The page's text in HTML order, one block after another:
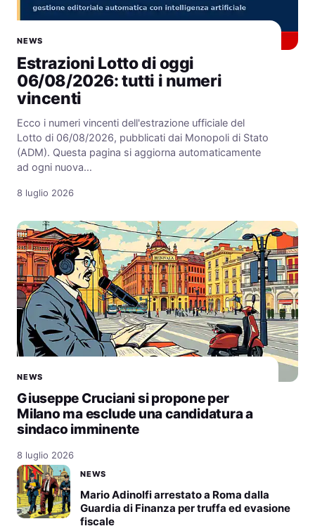
NEWS
Estrazioni Lotto di oggi
06/08/2026: tutti i numeri
vincenti
Ecco i numeri vincenti dell'estrazione ufficiale del
Lotto di 06/08/2026, pubblicati dai Monopoli di Stato
(ADM). Questa pagina si aggiorna automaticamente
ad ogni nuova…
8 luglio 2026
NEWS
Giuseppe Cruciani si propone per
Milano ma esclude una candidatura a
sindaco imminente
8 luglio 2026
NEWS
Mario Adinolfi arrestato a Roma dalla
Guardia di Finanza per truffa ed evasione
fiscale